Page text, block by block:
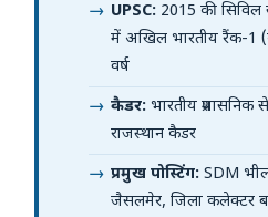
UPSC: 2015 की सिविल
में अखिल भारतीय रैंक-
वर्ष
कैडर: भारतीय
राजस्थान कैडर
प्रमुख पोस्टिंग: SDM
जैसलमेर, जिला कलेक्टर